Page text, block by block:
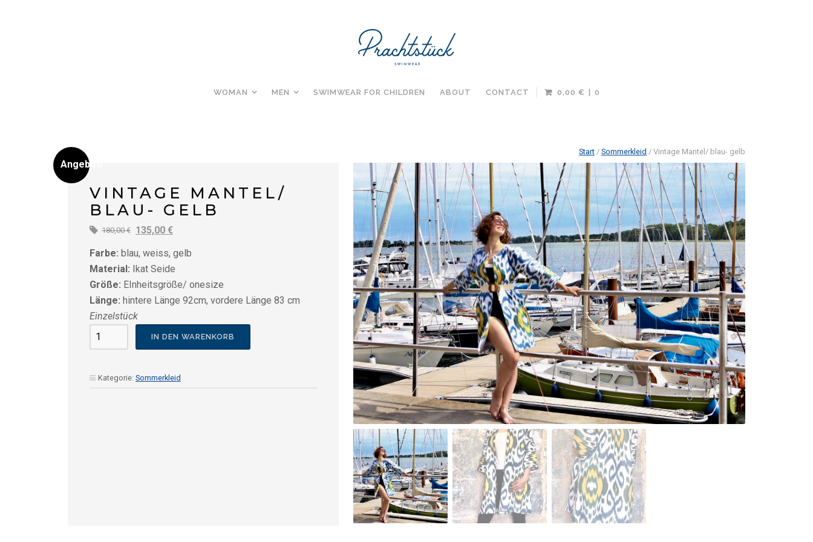
WOMAN MEN SWIMWEAR FOR CHILDREN ABOUT CONTACT 0,00 € 0
Start / Sommerkleid / Vintage Mantel/ blau- gelb
Angebot!
VINTAGE MANTEL/
BLAU- GELB
180,00€ Ursprünglicher
war:
180,00 €
135,00 €Aktueller
ist:
135,00 €.
Farbe: blau, weiss, gelb
Material: Ikat Seide
Größe: EInheitsgröße/ onesize
Länge: hintere Länge 92cm, vordere Länge 83 cm
Einzelstück
Vintage
Mantel/
gelb
IN DEN WARENKORB
Kategorie: Sommerkleid